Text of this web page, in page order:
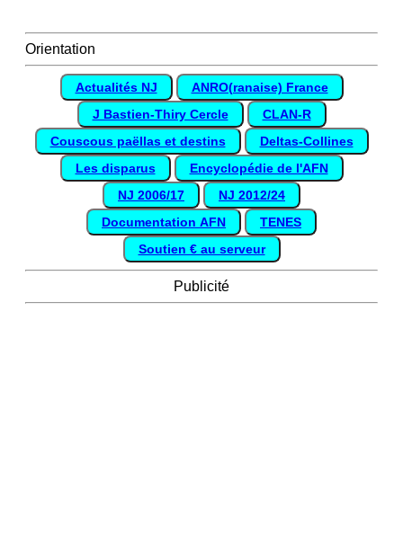
Orientation
Actualités NJ
ANRO(ranaise) France
J Bastien-Thiry Cercle
CLAN-R
Couscous paëllas et destins
Deltas-Collines
Les disparus
Encyclopédie de l'AFN
NJ 2006/17
NJ 2012/24
Documentation AFN
TENES
Soutien € au serveur
Publicité